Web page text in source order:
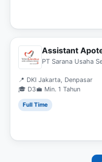
Assistant
📍 DKI Jakarta, Denpasar
🎓 D3💼 Min. 1 Tahun
Full Time